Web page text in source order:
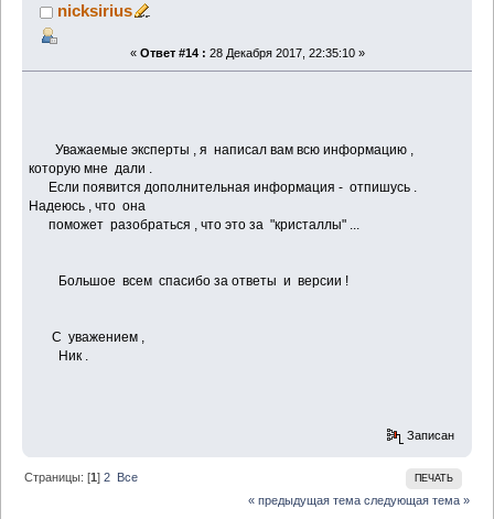
nicksirius
« Ответ #14 : 28 Декабря 2017, 22:35:10 »
Уважаемые эксперты , я написал вам всю информацию ,
которую мне дали .
Если появится дополнительная информация - отпишусь .
Надеюсь , что она
поможет разобраться , что это за "кристаллы" ...
Большое всем спасибо за ответы и версии !
С уважением ,
Ник .
Записан
ПЕЧАТЬ
Страницы: [1]2 Все
« предыдущая тема следующая тема »